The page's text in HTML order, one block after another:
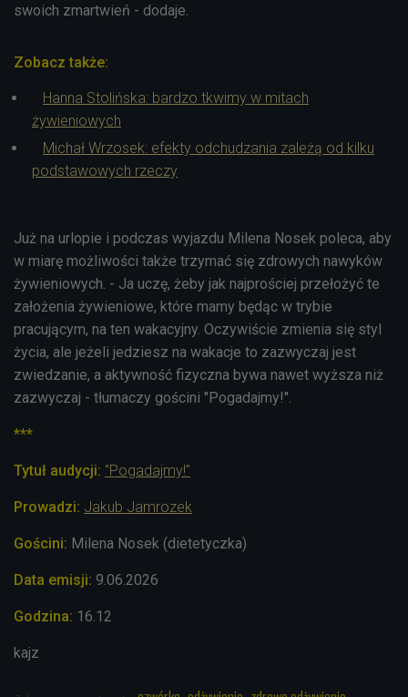
swoich zmartwień - dodaje.
Zobacz także:
Hanna Stolińska: bardzo tkwimy w mitach
żywieniowych
Michał Wrzosek: efekty odchudzania zależą od kilku
podstawowych rzeczy
Już na urlopie i podczas wyjazdu Milena Nosek poleca, aby
w miarę możliwości także trzymać się zdrowych nawyków
żywieniowych. - Ja uczę, żeby jak najprościej przełożyć te
założenia żywieniowe, które mamy będąc w trybie
pracującym, na ten wakacyjny. Oczywiście zmienia się styl
życia, ale jeżeli jedziesz na wakacje to zazwyczaj jest
zwiedzanie, a aktywność fizyczna bywa nawet wyższa niż
zazwyczaj - tłumaczy gościni "Pogadajmy!".
***
Tytuł audycji: "Pogadajmy!"
Prowadzi: Jakub Jamrozek
Gościni: Milena Nosek (dietetyczka)
Data emisji: 9.06.2026
Godzina: 16.12
kajz